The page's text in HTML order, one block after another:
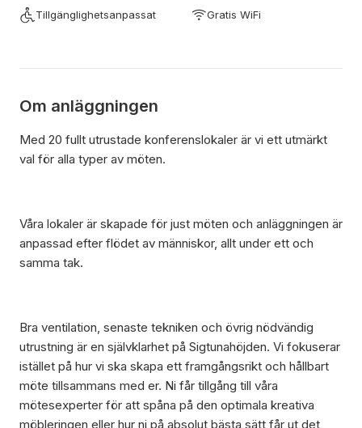
Tillgänglighetsanpassat Gratis WiFi
Om anläggningen
Med 20 fullt utrustade konferenslokaler är vi ett utmärkt
val för alla typer av möten.
Våra lokaler är skapade för just möten och anläggningen är
anpassad efter flödet av människor, allt under ett och
samma tak.
Bra ventilation, senaste tekniken och övrig nödvändig
utrustning är en självklarhet på Sigtunahöjden. Vi fokuserar
istället på hur vi ska skapa ett framgångsrikt och hållbart
möte tillsammans med er. Ni får tillgång till våra
mötesexperter för att spåna på den optimala kreativa
möbleringen eller hur ni på absolut bästa sätt får ut det